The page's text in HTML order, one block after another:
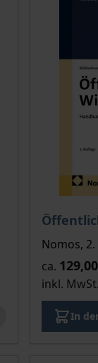
nach der
Der
Nomos,
ca.
inkl. MwSt.
In